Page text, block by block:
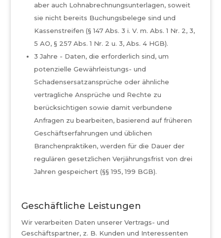
aber auch Lohnabrechnungsunterlagen, soweit
sie nicht bereits Buchungsbelege sind und
Kassenstreifen (§ 147 Abs. 3 i. V. m. Abs. 1 Nr. 2, 3,
5 AO, § 257 Abs. 1 Nr. 2 u. 3, Abs. 4 HGB).
3 Jahre - Daten, die erforderlich sind, um
potenzielle Gewährleistungs- und
Schadensersatzansprüche oder ähnliche
vertragliche Ansprüche und Rechte zu
berücksichtigen sowie damit verbundene
Anfragen zu bearbeiten, basierend auf früheren
Geschäftserfahrungen und üblichen
Branchenpraktiken, werden für die Dauer der
regulären gesetzlichen Verjährungsfrist von drei
Jahren gespeichert (§§ 195, 199 BGB).
Geschäftliche Leistungen
Wir verarbeiten Daten unserer Vertrags- und
Geschäftspartner, z. B. Kunden und Interessenten